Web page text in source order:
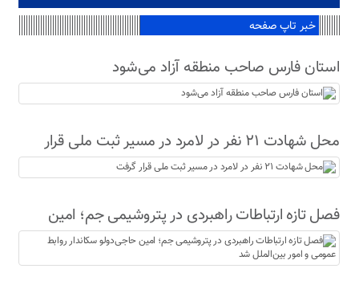
خبر تاپ صفحه
استان فارس صاحب منطقه آزاد می‌شود
محل شهادت ۲۱ نفر در لامرد در مسیر ثبت ملی قرار
گرفت
فصل تازه ارتباطات راهبردی در پتروشیمی جم؛ امین
حاجی‌دولو سکاندار روابط عمومی و امور بین‌الملل شد